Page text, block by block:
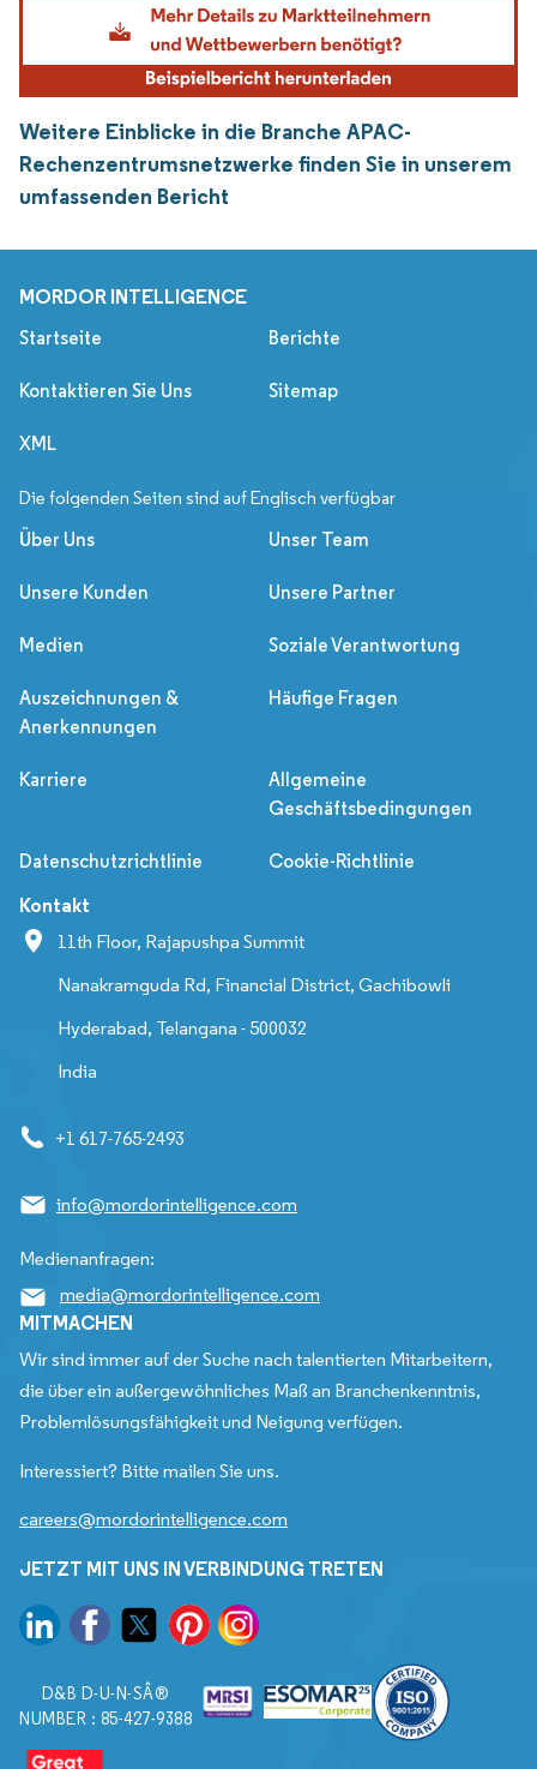
Weitere Einblicke in die Branche APAC-
Rechenzentrumsnetzwerke finden Sie in unserem
umfassenden Bericht
MORDOR INTELLIGENCE
Startseite Berichte
Kontaktieren Sie Uns Sitemap
XML
Die folgenden Seiten sind auf Englisch verfügbar
Über Uns Unser Team
Unsere Kunden Unsere Partner
Medien Soziale Verantwortung
Auszeichnungen &
Anerkennungen
Häufige Fragen
Karriere
Allgemeine
Geschäftsbedingungen
Datenschutzrichtlinie Cookie-Richtlinie
Kontakt
11th Floor, Rajapushpa Summit
Nanakramguda Rd, Financial District, Gachibowli
Hyderabad, Telangana - 500032
India
+1 617-765-2493
info@mordorintelligence.com
Medienanfragen:
media@mordorintelligence.com
MITMACHEN
Wir sind immer auf der Suche nach talentierten Mitarbeitern,
die über ein außergewöhnliches Maß an Branchenkenntnis,
Problemlösungsfähigkeit und Neigung verfügen.
Interessiert? Bitte mailen Sie uns.
careers@mordorintelligence.com
JETZT MIT UNS IN VERBINDUNG TRETEN
D&B D-U-N-SÂ®
NUMBER : 85-427-9388